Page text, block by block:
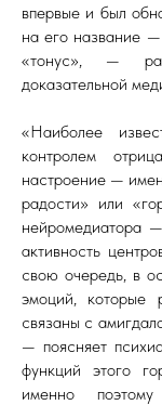
впервые и был
на его название
«тонус», —
доказательной
«Наиболее
контролем
настроение —
радости» или
нейромедиатора
активность
свою очередь, в
эмоций, которые
связаны с
— поясняет
функций этого
именно